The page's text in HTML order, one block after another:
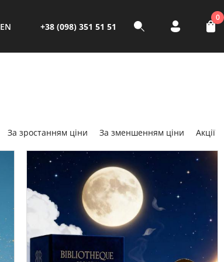
EN +38 (098) 351 51 51
0
За зростанням ціни За зменшенням ціни Акції